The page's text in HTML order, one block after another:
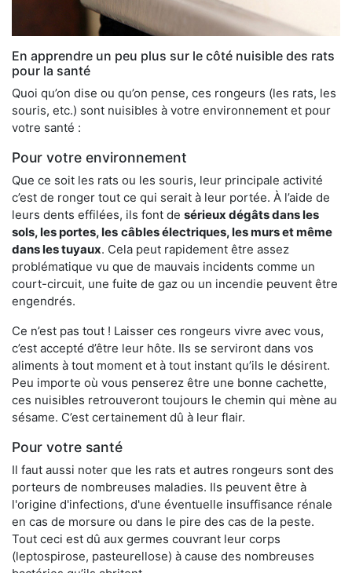
En apprendre un peu plus sur le côté nuisible des rats
pour la santé
Quoi qu’on dise ou qu’on pense, ces rongeurs (les rats, les
souris, etc.) sont nuisibles à votre environnement et pour
votre santé :
Pour votre environnement
Que ce soit les rats ou les souris, leur principale activité
c’est de ronger tout ce qui serait à leur portée. À l’aide de
leurs dents effilées, ils font de sérieux dégâts dans les
sols, les portes, les câbles électriques, les murs et même
dans les tuyaux. Cela peut rapidement être assez
problématique vu que de mauvais incidents comme un
court-circuit, une fuite de gaz ou un incendie peuvent être
engendrés.
Ce n’est pas tout ! Laisser ces rongeurs vivre avec vous,
c’est accepté d’être leur hôte. Ils se serviront dans vos
aliments à tout moment et à tout instant qu’ils le désirent.
Peu importe où vous penserez être une bonne cachette,
ces nuisibles retrouveront toujours le chemin qui mène au
sésame. C’est certainement dû à leur flair.
Pour votre santé
Il faut aussi noter que les rats et autres rongeurs sont des
porteurs de nombreuses maladies. Ils peuvent être à
l'origine d'infections, d'une éventuelle insuffisance rénale
en cas de morsure ou dans le pire des cas de la peste.
Tout ceci est dû aux germes couvrant leur corps
(leptospirose, pasteurellose) à cause des nombreuses